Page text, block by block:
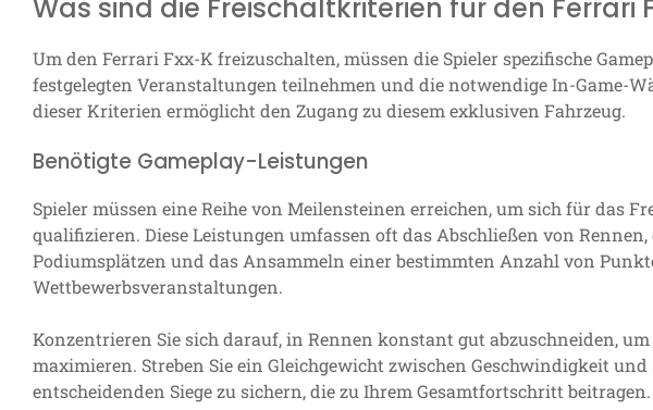
Was sind die Freischaltkriterien für den Ferrari
Um den Ferrari Fxx-K freizuschalten, müssen die Spieler spezifische
festgelegten Veranstaltungen teilnehmen und die notwendige In-Game-
dieser Kriterien ermöglicht den Zugang zu diesem exklusiven Fahrzeug.
Benötigte Gameplay-Leistungen
Spieler müssen eine Reihe von Meilensteinen erreichen, um sich für das
qualifizieren. Diese Leistungen umfassen oft das Abschließen von
Podiumsplätzen und das Ansammeln einer bestimmten Anzahl von
Wettbewerbsveranstaltungen.
Konzentrieren Sie sich darauf, in Rennen konstant gut abzuschneiden,
maximieren. Streben Sie ein Gleichgewicht zwischen Geschwindigkeit und
entscheidenden Siege zu sichern, die zu Ihrem Gesamtfortschritt beitragen.